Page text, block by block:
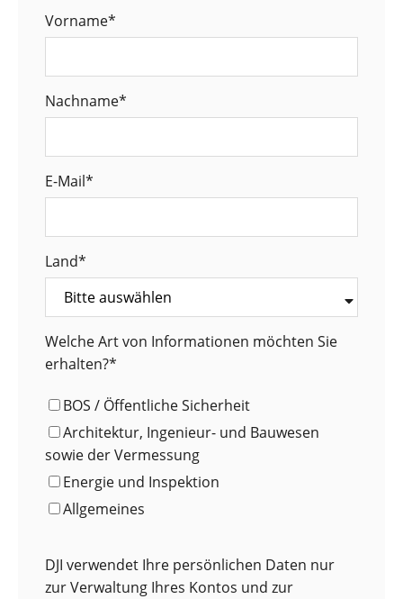
Vorname*
Nachname*
E-Mail*
Land*
Welche Art von Informationen möchten Sie
erhalten?*
BOS / Öffentliche Sicherheit
Architektur, Ingenieur- und Bauwesen
sowie der Vermessung
Energie und Inspektion
Allgemeines
DJI verwendet Ihre persönlichen Daten nur
zur Verwaltung Ihres Kontos und zur